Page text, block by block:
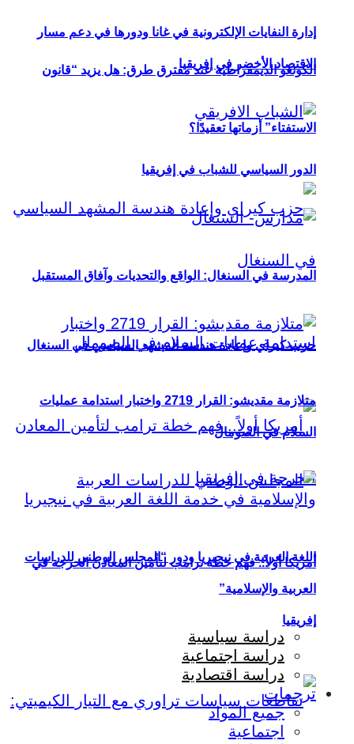
الكونغو الديمقراطية عند مفترق طرق: هل يزيد “قانون
الاستفتاء” أزماتها تعقيدًا؟
حزب كيراي وإعادة هندسة المشهد السياسي في السنغال
أمريكا أولاً.. فهم خطة ترامب لتأمين المعادن الحرجة في
إفريقيا
إدارة النفايات الإلكترونية في غانا ودورها في دعم مسار
الاقتصاد الأخضر في إفريقيا
الدور السياسي للشباب في إفريقيا
المدرسة في السنغال: الواقع والتحديات وآفاق المستقبل
متلازمة مقديشو: القرار 2719 واختبار استدامة عمليات
السلام في الصومال
اللغة العربية في نيجيريا ودور “المجلس الوطني للدراسات
العربية والإسلامية”
دراسة سياسية
دراسة اجتماعية
دراسة اقتصادية
ترجمات
جميع المواد
اجتماعية